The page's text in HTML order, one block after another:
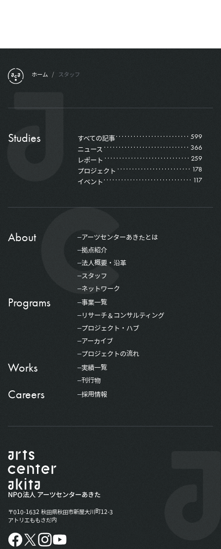
ホーム / スタッフ
Studies すべての記事 599
ニュース 366
レポート 259
プロジェクト 178
イベント 117
About
アーツセンターあきたとは
拠点紹介
法人概要・沿革
スタッフ
ネットワーク
Programs
事業一覧
リサーチ＆コンサルティング
プロジェクト・ハブ
アーカイブ
プロジェクトの流れ
Works
実績一覧
刊行物
Careers 採用情報
NPO法人 アーツセンターあきた
〒010-1632 秋田県秋田市新屋大川町12-3
アトリエももさだ内